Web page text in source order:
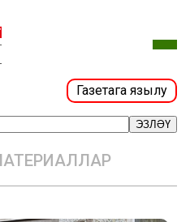
Газетага язылу
ЭЗЛӘҮ